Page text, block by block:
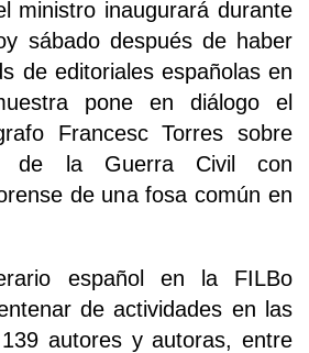
ministro inaugurará durante
sábado después de haber
de editoriales españolas en
pone en diálogo el
Francesc Torres sobre
de la Guerra Civil con
de una fosa común en
español en la FILBo
de actividades en las
autores y autoras, entre